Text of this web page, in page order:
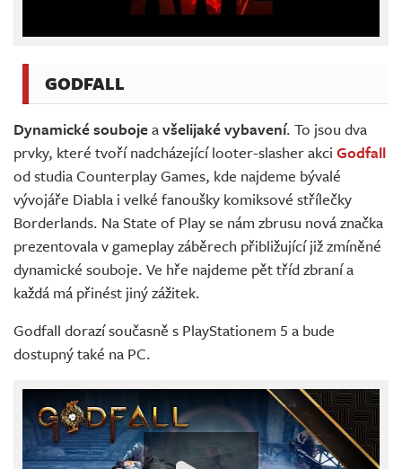
GODFALL
Dynamické soubojeavšelijaké vybavení. To jsou dva
prvky, které tvoří nadcházející looter-slasher akci Godfall
od studia Counterplay Games, kde najdeme bývalé
vývojáře Diabla i velké fanoušky komiksové střílečky
Borderlands. Na State of Play se nám zbrusu nová značka
prezentovala v gameplay záběrech přibližující již zmíněné
dynamické souboje. Ve hře najdeme pět tříd zbraní a
každá má přinést jiný zážitek.
Godfall dorazí současně s PlayStationem 5 a bude
dostupný také na PC.